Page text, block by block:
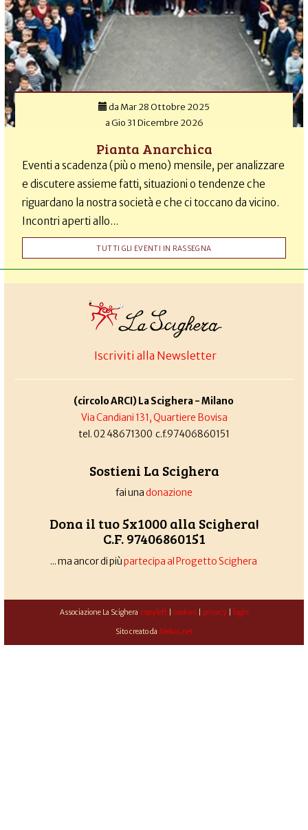
da Mar 28 Ottobre 2025
aGio 31 Dicembre 2026
Pianta Anarchica
Eventi a scadenza (più o meno) mensile, per analizzare
e discutere assieme fatti, situazioni o tendenze che
riguardano la nostra società e che ci toccano da vicino.
Incontri aperti allo...
TUTTI GLI EVENTI IN RASSEGNA
Iscriviti alla Newsletter
(circolo ARCI) La Scighera - Milano
Via Candiani 131, Quartiere Bovisa
tel. 02 48671300 c.f.97406860151
Sostieni La Scighera
fai unadonazione
Dona il tuo 5x1000 alla Scighera!
C.F. 97406860151
... ma ancor di piùpartecipa al Progetto Scighera
Associazione La Scighera copyleft| cookies| privacy| login
Sito creato da Alekos.net